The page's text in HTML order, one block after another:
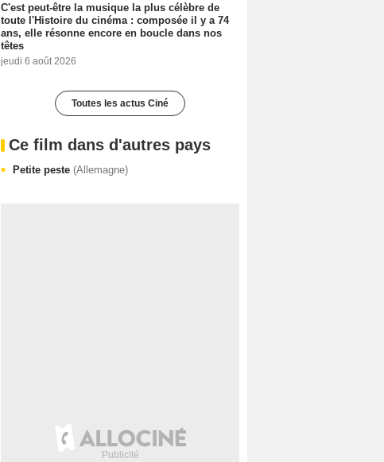
C'est peut-être la musique la plus célèbre de
toute l'Histoire du cinéma : composée il y a 74
ans, elle résonne encore en boucle dans nos
têtes
jeudi 6 août 2026
Toutes les actus Ciné
Ce film dans d'autres pays
Petite peste (Allemagne)